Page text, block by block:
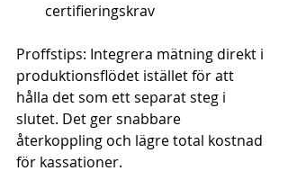
certifieringskrav
Proffstips: Integrera mätning direkt i
produktionsflödet istället för att
hålla det som ett separat steg i
slutet. Det ger snabbare
återkoppling och lägre total kostnad
för kassationer.